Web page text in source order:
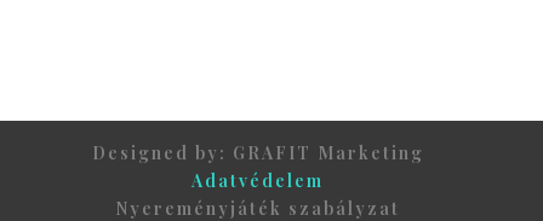
Designed by: GRAFIT Marketing
Adatvédelem
Nyereményjáték szabályzat